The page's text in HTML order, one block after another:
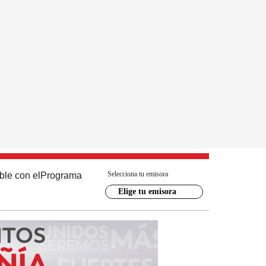
con el Programa Selecciona tu emisora
Elige tu emisora